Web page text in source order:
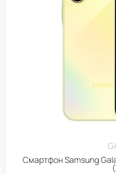
Смартфон Samsung